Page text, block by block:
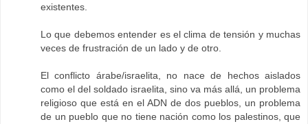
existentes.
Lo que debemos entender es el clima de tensión y muchas
veces de frustración de un lado y de otro.
El conflicto árabe/israelita, no nace de hechos aislados
como el del soldado israelita, sino va más allá, un problema
religioso que está en el ADN de dos pueblos, un problema
de un pueblo que no tiene nación como los palestinos, que